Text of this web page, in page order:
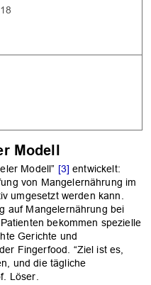
Modell
Modell” [3] entwickelt:
von Mangelernährung im
umgesetzt werden kann.
auf Mangelernährung bei
bekommen spezielle
Gerichte und
Fingerfood. “Ziel ist es,
und die tägliche
Löser.